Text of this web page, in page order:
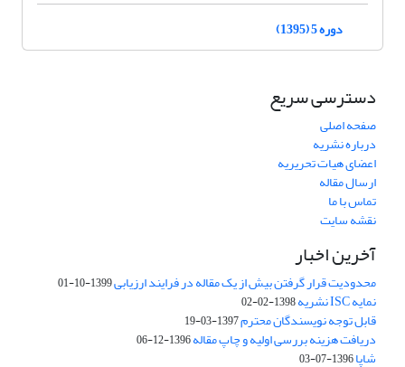
دوره 5 (1395)
دسترسی سریع
صفحه اصلی
درباره نشریه
اعضای هیات تحریریه
ارسال مقاله
تماس با ما
نقشه سایت
آخرین اخبار
محدودیت قرار گرفتن بیش از یک مقاله در فرایند ارزیابی1399-10-01
نمایه ISC نشریه 1398-02-02
قابل توجه نویسندگان محترم1397-03-19
دریافت هزینه بررسی اولیه و چاپ مقاله1396-12-06
شاپا1396-07-03